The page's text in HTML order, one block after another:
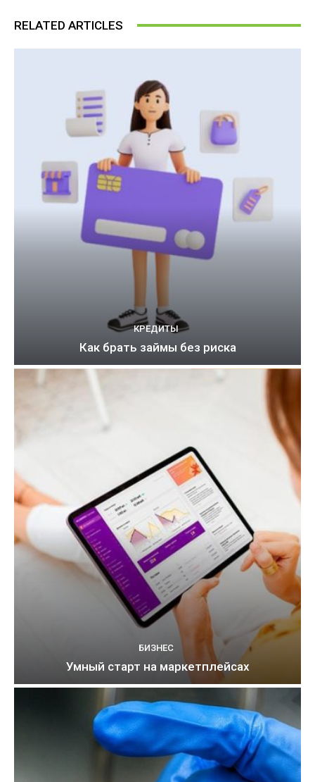
RELATED ARTICLES
КРЕДИТЫ
Как брать займы без риска
БИЗНЕС
Умный старт на маркетплейсах